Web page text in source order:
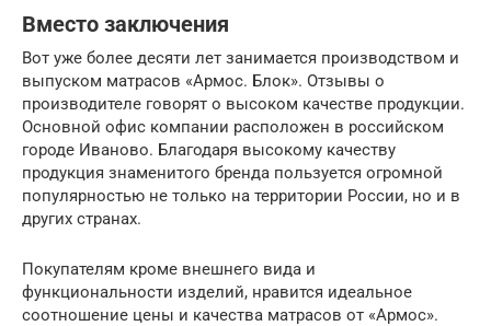
Вместо заключения
Вот уже более десяти лет занимается производством и
выпуском матрасов «Армос. Блок». Отзывы о
производителе говорят о высоком качестве продукции.
Основной офис компании расположен в российском
городе Иваново. Благодаря высокому качеству
продукция знаменитого бренда пользуется огромной
популярностью не только на территории России, но и в
других странах.
Покупателям кроме внешнего вида и
функциональности изделий, нравится идеальное
соотношение цены и качества матрасов от «Армос».